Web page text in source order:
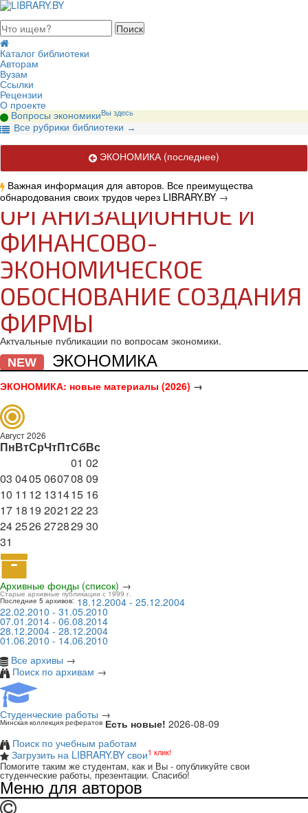
2026, воскресенье
Каталог библиотеки
Авторам
Вузам
Ссылки
Рецензии
О проекте
Вопросы экономикиВы здесь
Все рубрики библиотеки →
ЭКОНОМИКА(последнее)
Важная информация для авторов. Все преимущества
обнародования своих трудов через LIBRARY.BY →
ОРГАНИЗАЦИОННОЕ И
ФИНАНСОВО-
ЭКОНОМИЧЕСКОЕ
ОБОСНОВАНИЕ СОЗДАНИЯ
ФИРМЫ
Актуальные публикации по вопросам экономики.
NEW
ЭКОНОМИКА
ЭКОНОМИКА: новые материалы (2026) →
Август 2026
ПнВтСрЧтПтСбВс
01 02
03 0405060708 09
10 11 12 131415 16
17 1819 2021 2223
242526272829 30
31
Архивные фонды (список) →
Старые архивные публикации с 1999 г.
Последние 5 архивов: 18.12.2004 - 25.12.2004
22.02.2010 - 31.05.2010
07.01.2014 - 06.08.2014
28.12.2004 - 28.12.2004
01.06.2010 - 14.06.2010
Все архивы →
Поиск по архивам →
Студенческие работы →
Минская коллекция рефератов Есть новые! 2026-08-09
Поиск по учебным работам
Загрузить на LIBRARY.BY свои1 клик!
Помогите таким же студентам, как и Вы - опубликуйте свои
студенческие работы, презентации. Спасибо!
Меню для авторов